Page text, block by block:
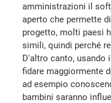
amministrazioni il
aperto che permette
progetto, molti paesi
simili, quindi perché
D'altro canto, usando
fidare maggiormente
ad esempio
bambini saranno